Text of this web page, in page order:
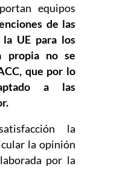
equipos
de las
UE para los
propia no se
que por lo
a las
la
la opinión
en nueva ventana
por la